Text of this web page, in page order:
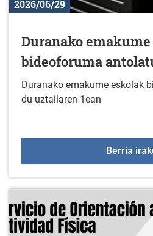
2026/06/29
Duranako
bideoforuma
Duranako emakume eskolak
du uztailaren 1ean
Berria